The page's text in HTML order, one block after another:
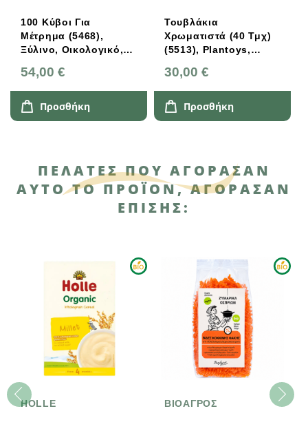
100 Κύβοι Για
Μέτρημα (5468),
Ξύλινο, Οικολογικό,
Παιχνίδι, Plantoys
54,00 €
Προσθήκη
Τουβλάκια
Χρωματιστά (40 Τμχ)
(5513), Plantoys,
Εκπαιδευτικό,
Παιχνίδι
30,00 €
Προσθήκη
ΠΕΛΆΤΕΣ ΠΟΥ ΑΓΌΡΑΣΑΝ
ΑΥΤΌ ΤΟ ΠΡΟΪΌΝ, ΑΓΌΡΑΣΑΝ
ΕΠΊΣΗΣ:
HOLLE ΒΙΟΑΓΡΟΣ